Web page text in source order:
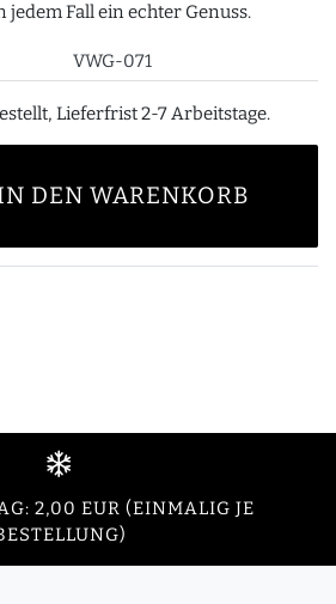
Fall ein echter Genuss.
VWG-071
Lieferfrist 2-7 Arbeitstage.
DEN WARENKORB
2,00 EUR (EINMALIG JE